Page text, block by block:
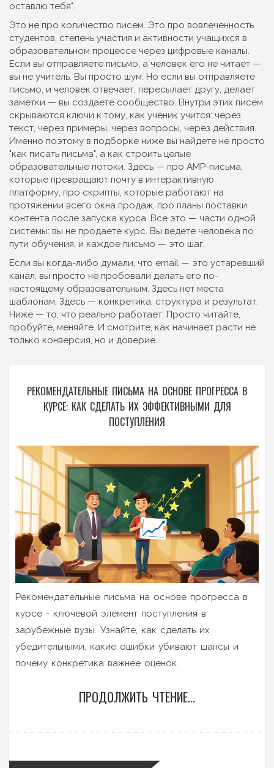
оставлю тебя".
Это не про количество писем. Это про вовлеченность
студентов, степень участия и активности учащихся в
образовательном процессе через цифровые каналы.
Если вы отправляете письмо, а человек его не читает —
вы не учитель. Вы просто шум. Но если вы отправляете
письмо, и человек отвечает, пересылает другу, делает
заметки — вы создаете сообщество. Внутри этих писем
скрываются ключи к тому, как ученик учится: через
текст, через примеры, через вопросы, через действия.
Именно поэтому в подборке ниже вы найдете не просто
"как писать письма", а как строить целые
образовательные потоки. Здесь — про AMP-письма,
которые превращают почту в интерактивную
платформу, про скрипты, которые работают на
протяжении всего окна продаж, про планы поставки
контента после запуска курса. Все это — части одной
системы: вы не продаете курс. Вы ведете человека по
пути обучения, и каждое письмо — это шаг.
Если вы когда-либо думали, что email — это устаревший
канал, вы просто не пробовали делать его по-
настоящему образовательным. Здесь нет места
шаблонам. Здесь — конкретика, структура и результат.
Ниже — то, что реально работает. Просто читайте,
пробуйте, меняйте. И смотрите, как начинает расти не
только конверсия, но и доверие.
РЕКОМЕНДАТЕЛЬНЫЕ ПИСЬМА НА ОСНОВЕ ПРОГРЕССА В
КУРСЕ: КАК СДЕЛАТЬ ИХ ЭФФЕКТИВНЫМИ ДЛЯ
ПОСТУПЛЕНИЯ
Рекомендательные письма на основе прогресса в
курсе - ключевой элемент поступления в
зарубежные вузы. Узнайте, как сделать их
убедительными, какие ошибки убивают шансы и
почему конкретика важнее оценок.
ПРОДОЛЖИТЬ ЧТЕНИЕ...